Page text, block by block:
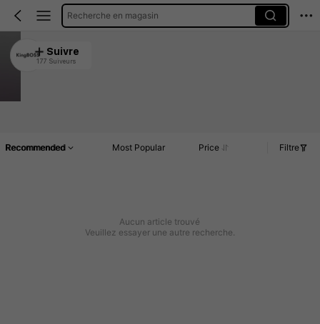
Recherche en magasin
KingBOSS
4.92
Suivre
177 Suiveurs
Recommended Most Popular Price Filtre
Aucun article trouvé
Veuillez essayer une autre recherche.